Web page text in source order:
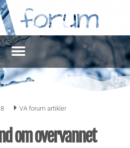
VA forum artikler
om overvannet